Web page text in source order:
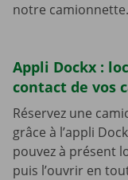
notre camionnette.
Appli Dockx :
contact de vos
Réservez une
grâce à l’appli
pouvez à présent
puis l’ouvrir en